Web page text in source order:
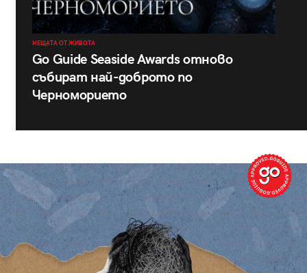
НЕЩАТА ОТ ЖИВОТА
Go Guide Seaside Awards отново
събират най-доброто по
Черноморието